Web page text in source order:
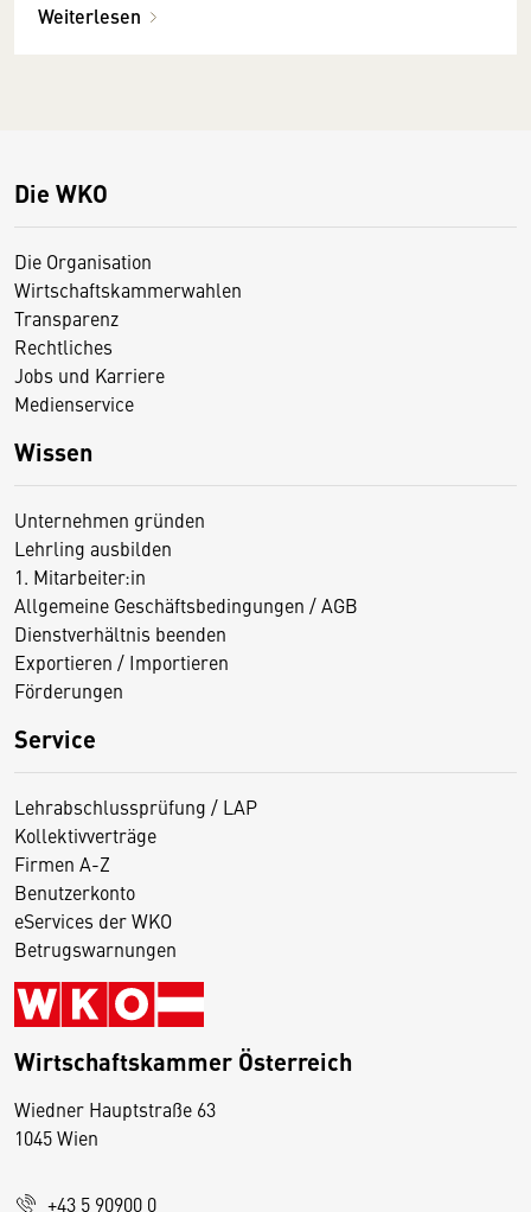
Weiterlesen
Die WKO
Die Organisation
Wirtschaftskammerwahlen
Transparenz
Rechtliches
Jobs und Karriere
Medienservice
Wissen
Unternehmen gründen
Lehrling ausbilden
1. Mitarbeiter:in
Allgemeine Geschäftsbedingungen / AGB
Dienstverhältnis beenden
Exportieren / Importieren
Förderungen
Service
Lehrabschlussprüfung / LAP
Kollektivverträge
Firmen A-Z
Benutzerkonto
eServices der WKO
Betrugswarnungen
Wirtschaftskammer Österreich
Wiedner Hauptstraße 63
1045 Wien
+43 5 90900 0
D